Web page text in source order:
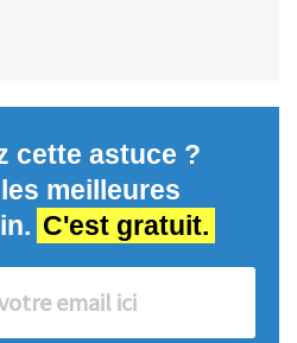
cette astuce ?
meilleures
C'est gratuit.